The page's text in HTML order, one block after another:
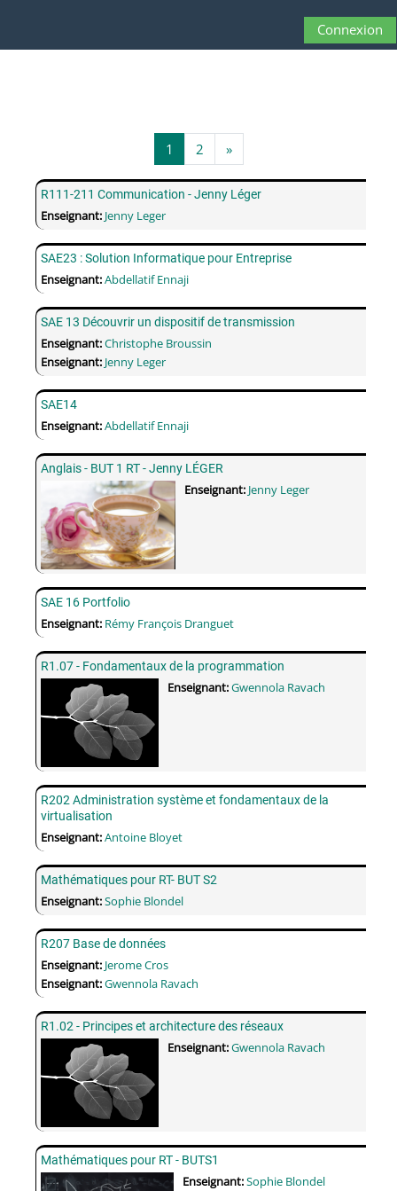
Activer/
Connexion
1 Page 1
2Page 2
»Page suivante
R111-211 Communication - Jenny Léger
Enseignant: Jenny Leger
SAE23 : Solution Informatique pour Entreprise
Enseignant:Abdellatif Ennaji
SAE 13 Découvrir un dispositif de transmission
Enseignant:Christophe Broussin
Enseignant: Jenny Leger
SAE14
Enseignant:Abdellatif Ennaji
Anglais - BUT 1 RT - Jenny LÉGER
Enseignant: Jenny Leger
SAE 16 Portfolio
Enseignant: Rémy François Dranguet
R1.07 - Fondamentaux de la programmation
Enseignant:Gwennola Ravach
R202 Administration système et fondamentaux de la
virtualisation
Enseignant:Antoine Bloyet
Mathématiques pour RT- BUT S2
Enseignant:Sophie Blondel
R207 Base de données
Enseignant: Jerome Cros
Enseignant:Gwennola Ravach
R1.02 - Principes et architecture des réseaux
Enseignant:Gwennola Ravach
Mathématiques pour RT - BUTS1
Enseignant:Sophie Blondel